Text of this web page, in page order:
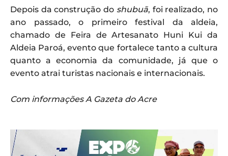
Depois da construção do shubuã, foi realizado, no
ano passado, o primeiro festival da aldeia,
chamado de Feira de Artesanato Huni Kui da
Aldeia Paroá, evento que fortalece tanto a cultura
quanto a economia da comunidade, já que o
evento atrai turistas nacionais e internacionais.
Com informações A Gazeta do Acre